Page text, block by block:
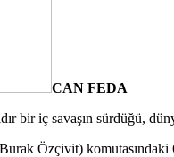
CAN FEDA
bir iç savaşın sürdüğü,
Özçivit)